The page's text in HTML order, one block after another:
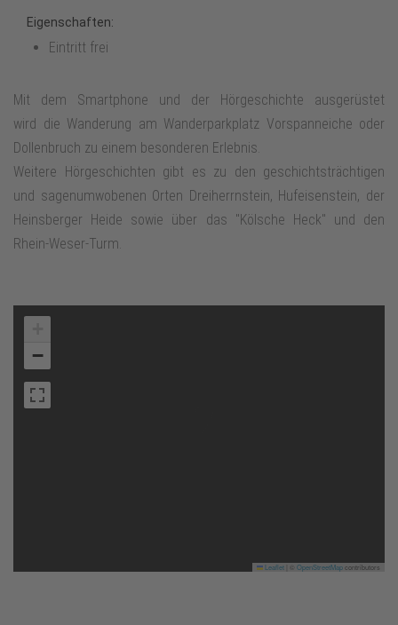
Eigenschaften:
Eintritt frei
Mit dem Smartphone und der Hörgeschichte ausgerüstet
wird die Wanderung am Wanderparkplatz Vorspanneiche oder
Dollenbruch zu einem besonderen Erlebnis.
Weitere Hörgeschichten gibt es zu den geschichtsträchtigen
und sagenumwobenen Orten Dreiherrnstein, Hufeisenstein, der
Heinsberger Heide sowie über das "Kölsche Heck" und den
Rhein-Weser-Turm.
−
Leaflet OpenStreetMapcontributors